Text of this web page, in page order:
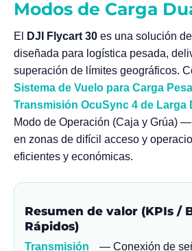
Modos de Carga
El DJI Flycart 30 es una solución
diseñada para logística pesada,
superación de límites geográficos.
Sistema de Vuelo para Carga
Transmisión OcuSync 4 de Larga
Modo de Operación (Caja y Grúa)
en zonas de difícil acceso y
eficientes y económicas.
Resumen de valor (KPIs /
Rápidos)
Transmisión
— Conexión de